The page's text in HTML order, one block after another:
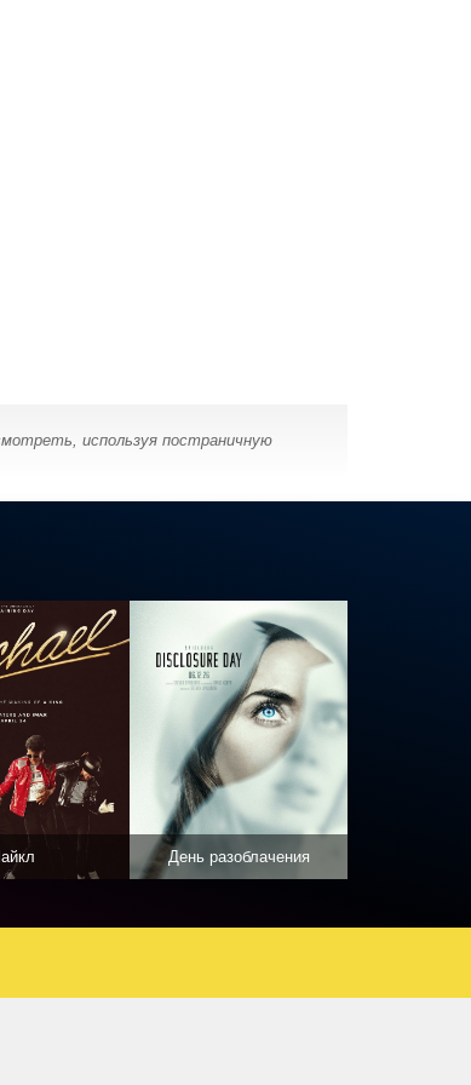
используя постраничную
День разоблачения